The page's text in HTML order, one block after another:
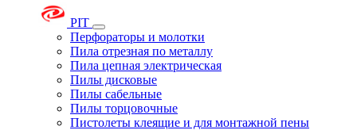
PIT
Перфораторы и молотки
Пила отрезная по металлу
Пила цепная электрическая
Пилы дисковые
Пилы сабельные
Пилы торцовочные
Пистолеты клеящие и для монтажной пены